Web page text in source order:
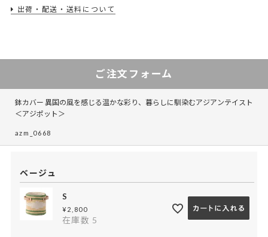
出荷・配送・送料について
ご注文フォーム
鉢カバー 異国の風を感じる温かな彩り、暮らしに馴染むアジアンテイスト
＜アジポット＞
azm_0668
ベージュ
S
¥ 2,800
在庫数 5